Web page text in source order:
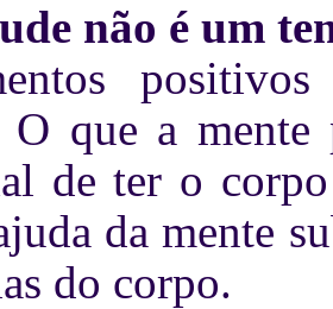
não é um
O que a mente
de ter o
da mente
do corpo.